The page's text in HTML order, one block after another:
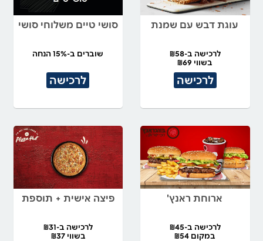
עוגת דבש עם שמנת
לרכישה ב-₪58
בשווי ₪69
לרכישה
סושי טיים משלוחי סושי
שוברים ב-15% הנחה
לרכישה
ארוחת ראנץ'
לרכישה ב-₪45
במקום ₪54
פיצה אישית + תוספת
לרכישה ב-₪31
בשווי ₪37